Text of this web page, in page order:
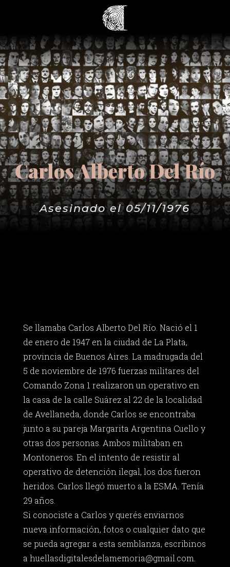
Carlos Alberto Del Río
Asesinado el 05/11/1976
Se llamaba Carlos Alberto Del Río. Nació el 1
de enero de 1947 en la ciudad de La Plata,
provincia de Buenos Aires. La madrugada del
5 de noviembre de 1976 fuerzas militares del
Comando Zona 1 realizaron un operativo en
la casa de la calle Suárez al 22 de la localidad
de Avellaneda, donde Carlos se encontraba
junto a su pareja Margarita Argentina Cuello y
otras dos personas. Ambos militaban en
Montoneros. En el intento de resistir al
operativo de detención ilegal, los dos fueron
heridos. Carlos llegó muerto a la ESMA. Tenía
29 años.
Si conociste a Carlos y querés enviarnos
nueva información, fotos o cualquier dato que
se pueda agregar a esta semblanza, escribinos
a huellasdigitalesdelamemoria@gmail.com.